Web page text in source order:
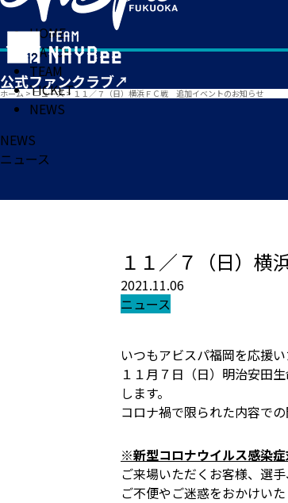
HOME
MATCH
TEAM
TICKET
NEWS
ホーム > ニュース> １１／７（日）横浜ＦＣ戦 追加イベントのお知らせ
NEWS
ニュース
１１／７（日）
2021.11.06
ニュース
いつもアビスパ福岡を応援
１１月７日（日）明治安田
します。
コロナ禍で限られた内容で
※新型コロナウイルス感染
ご来場いただくお客様、選
ご不便やご迷惑をおかけい